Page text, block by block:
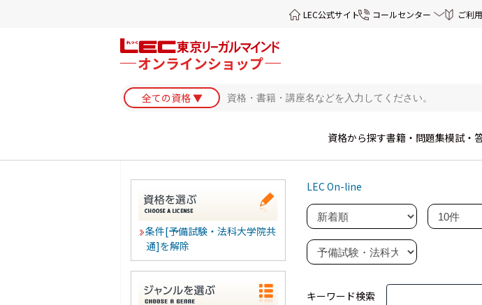
LEC公式サイト コールセンター ご利
資格から探す書籍・問題集模試・
条件[予備試験・法科大学院共
通]を解除
LEC On-line
キーワード検索